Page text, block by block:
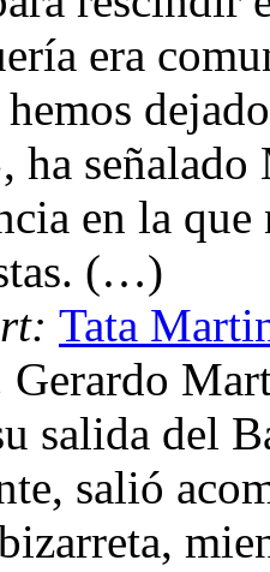
era
ha
en la
(…)
Tata
Gerardo
salida del
salió